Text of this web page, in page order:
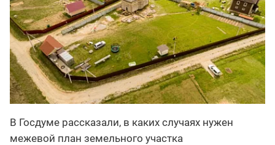
В Госдуме рассказали, в каких случаях нужен
межевой план земельного участка